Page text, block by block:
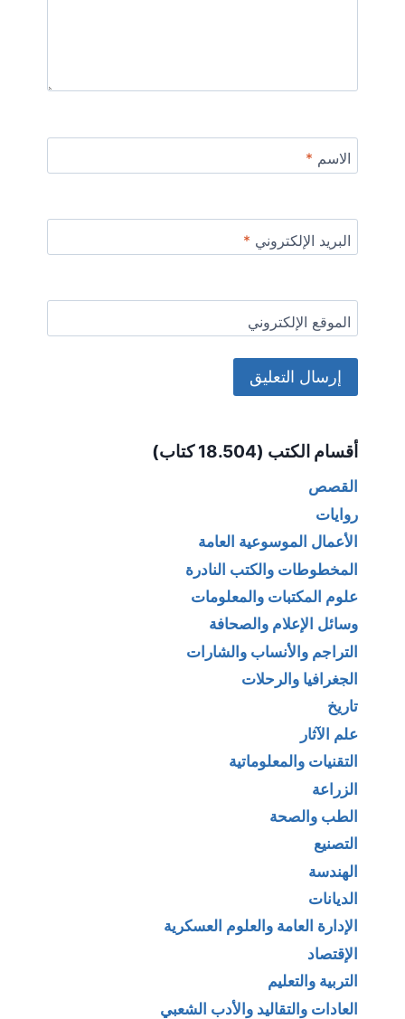
الاسم *
البريد الإلكتروني *
الموقع الإلكتروني
أقسام الكتب (18.504 كتاب)
القصص
روايات
الأعمال الموسوعية العامة
المخطوطات والكتب النادرة
علوم المكتبات والمعلومات
وسائل الإعلام والصحافة
التراجم والأنساب والشارات
الجغرافيا والرحلات
تاريخ
علم الآثار
التقنيات والمعلوماتية
الزراعة
الطب والصحة
التصنيع
الهندسة
الديانات
الإدارة العامة والعلوم العسكرية
الإقتصاد
التربية والتعليم
العادات والتقاليد والأدب الشعبي